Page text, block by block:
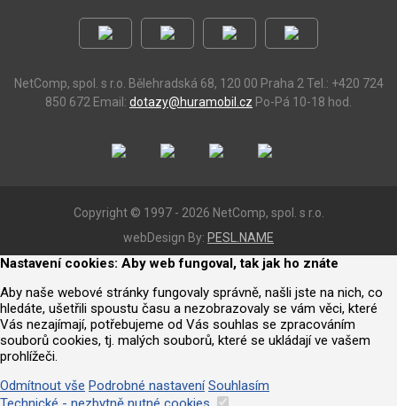
NetComp, spol. s r.o. Bělehradská 68, 120 00 Praha 2 Tel.: +420 724
850 672 Email: dotazy@huramobil.cz Po-Pá 10-18 hod.
Copyright © 1997 - 2026 NetComp, spol. s r.o.
webDesign By: PESL.NAME
Nastavení cookies: Aby web fungoval, tak jak ho znáte
Aby naše webové stránky fungovaly správně, našli jste na nich, co
hledáte, ušetřili spoustu času a nezobrazovaly se vám věci, které
Vás nezajímají, potřebujeme od Vás souhlas se zpracováním
souborů cookies, tj. malých souborů, které se ukládají ve vašem
prohlížeči.
Odmítnout vše Podrobné nastavení Souhlasím